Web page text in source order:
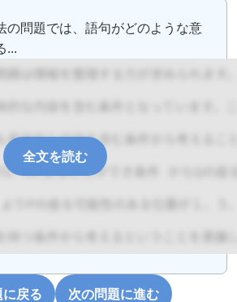
の問題では、語句がどのような意
...
全文を読む
戻る 次の問題に進む